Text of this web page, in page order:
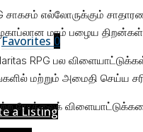
Favorites0
a Listing
சாகசம் எல்லோருக்கும்
மரம் பழைய
RPG பல
மற்றும் அமைதி செய்ய
ரோக்லைக்